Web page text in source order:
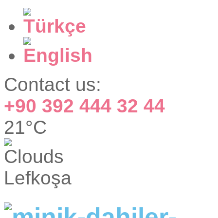
Contact us:
+90 392 444 32 44
21°C
Lefkoşa